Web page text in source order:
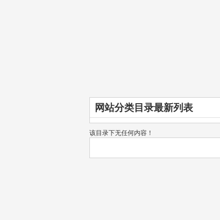
网站分类目录最新列表
该目录下无任何内容！